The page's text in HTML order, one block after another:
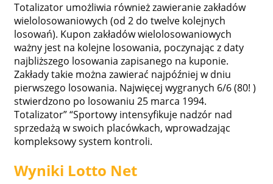
Totalizator umożliwia również zawieranie zakładów
wielolosowaniowych (od 2 do twelve kolejnych
losowań). Kupon zakładów wielolosowaniowych
ważny jest na kolejne losowania, poczynając z daty
najbliższego losowania zapisanego na kuponie.
Zakłady takie można zawierać najpóźniej w dniu
pierwszego losowania. Najwięcej wygranych 6/6 (80! )
stwierdzono po losowaniu 25 marca 1994.
Totalizator” “Sportowy intensyfikuje nadzór nad
sprzedażą w swoich placówkach, wprowadzając
kompleksowy system kontroli.
Wyniki Lotto Net